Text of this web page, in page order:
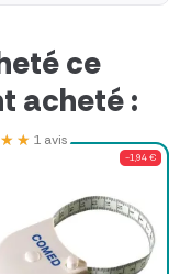
ce
acheté :
-1,94 €
1 avis